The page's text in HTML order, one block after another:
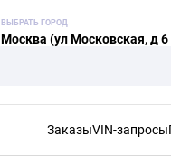
ВЫБРАТЬ ГОРОД
Москва (ул Московская, д 6
ЗаказыVIN-запросы